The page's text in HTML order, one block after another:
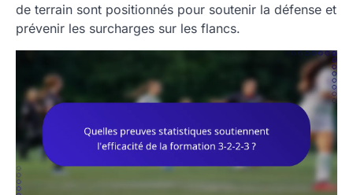
de terrain sont positionnés pour soutenir la défense et
prévenir les surcharges sur les flancs.